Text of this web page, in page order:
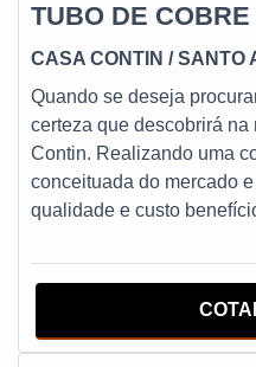
TUBO DE
CASA CONTIN / SANTO
Quando se deseja
certeza que descobrirá
Contin. Realizando uma
conceituada do mercado
qualidade e custo
Casa Contin atingirá
demonstrar competência